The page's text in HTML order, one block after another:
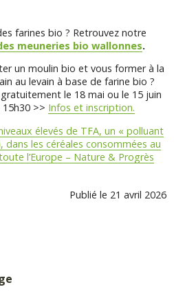
farines bio ? Retrouvez notre
meuneries bio wallonnes.
un moulin bio et vous former à la
au levain à base de farine bio ?
le 18 mai ou le 15 juin
>> Infos et inscription.
élevés de TFA, un « polluant
dans les céréales consommées au
l’Europe – Nature & Progrès
Publié le 21 avril 2026